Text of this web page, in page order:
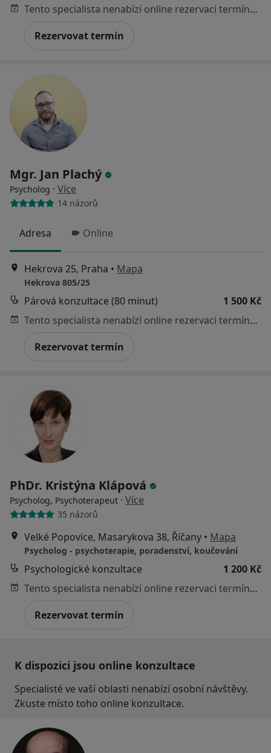
Tento specialista nenabízí online rezervaci termínu na této adrese.
Rezervovat termín
Mgr. Jan Plachý
Psycholog · Více
14 názorů
Adresa Online
Hekrova 25, Praha • Mapa
Hekrova 805/25
Párová konzultace (80 minut)
1 500 Kč
Tento specialista nenabízí online rezervaci termínu na této adrese.
Rezervovat termín
PhDr. Kristýna Klápová
Psycholog, Psychoterapeut · Více
35 názorů
Velké Popovice, Masarykova 38, Říčany • Mapa
Psycholog - psychoterapie, poradenství, koučování
Psychologické konzultace
1 200 Kč
Tento specialista nenabízí online rezervaci termínu na této adrese.
Rezervovat termín
K dispozici jsou online konzultace
Specialisté ve vaší oblasti nenabízí osobní návštěvy.
Zkuste místo toho online konzultace.